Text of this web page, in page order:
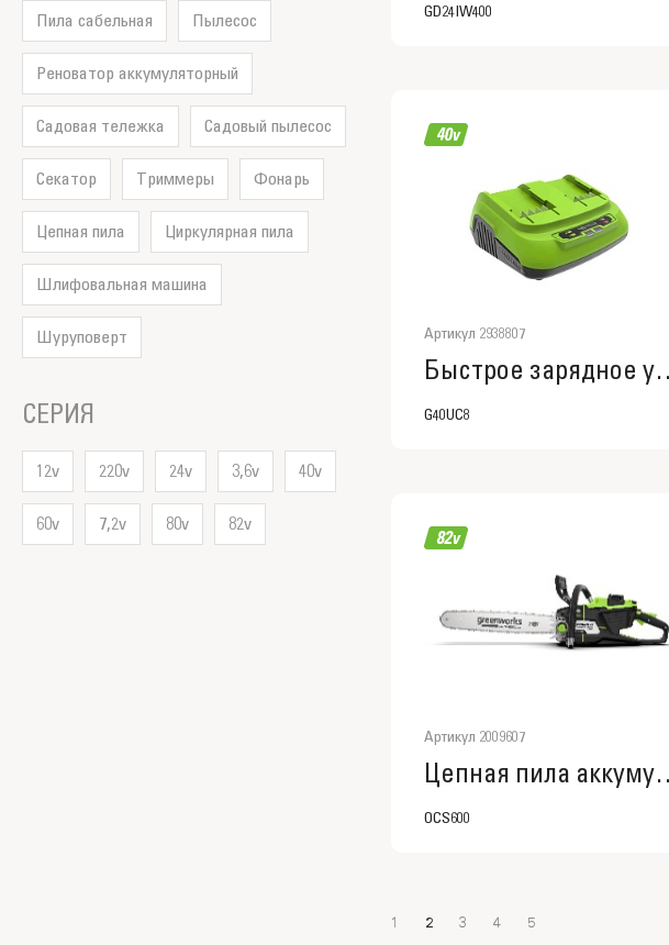
Пила сабельная Пылесос
Реноватор аккумуляторный
Садовая тележка Садовый пылесос
Секатор Триммеры Фонарь
Цепная пила Циркулярная пила
Шлифовальная машина
Шуруповерт
СЕРИЯ
12v 220v 24v 3,6v 40v
60v 7,2v 80v 82v
GD24IW400
Артикул 2938807
Быстрое зарядное
G40UC8
Артикул 2009607
Цепная пила
OCS600
1 2 3 4 5